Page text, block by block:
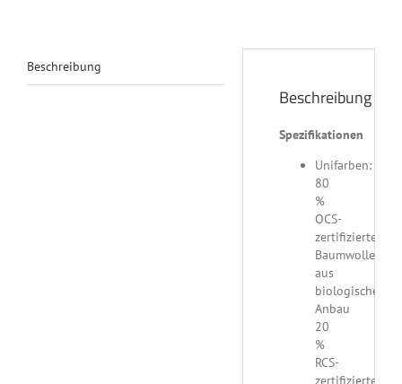
Beschreibung
Beschreibung
Spezifikationen
Unifarben:
80
%
OCS-
zertifizierte
Baumwolle
aus
biologischem
Anbau
20
%
RCS-
zertifiziertes